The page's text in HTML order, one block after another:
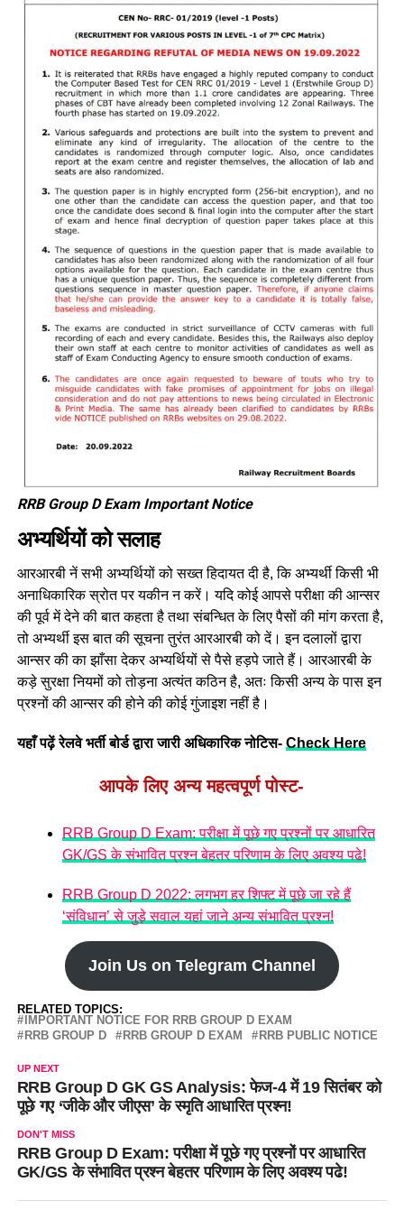
RRB Group D Exam Important Notice
अभ्यर्थियों को सलाह
आरआरबी नें सभी अभ्यर्थियों को सख्त हिदायत दी है, कि अभ्यर्थी किसी भी
अनाधिकारिक स्रोत पर यकीन न करें। यदि कोई आपसे परीक्षा की आन्सर
की पूर्व में देने की बात कहता है तथा संबन्धित के लिए पैसों की मांग करता है,
तो अभ्यर्थी इस बात की सूचना तुरंत आरआरबी को दें। इन दलालों द्वारा
आन्सर की का झाँसा देकर अभ्यर्थियों से पैसे हड़पे जाते हैं। आरआरबी के
कड़े सुरक्षा नियमों को तोड़ना अत्यंत कठिन है, अतः किसी अन्य के पास इन
प्रश्नों की आन्सर की होने की कोई गुंजाइश नहीं है।
यहाँ पढ़ें रेलवे भर्ती बोर्ड द्वारा जारी अधिकारिक नोटिस- Check Here
आपके लिए अन्य महत्वपूर्ण पोस्ट-
RRB Group D Exam: परीक्षा में पूछे गए प्रश्नों पर आधारित
GK/GS के संभावित प्रश्न बेहतर परिणाम के लिए अवश्य पढे!
RRB Group D 2022: लगभग हर शिफ्ट में पूछे जा रहे हैं
‘संविधान’ से जुड़े सवाल यहां जाने अन्य संभावित प्रश्न!
Join Us on Telegram Channel
RELATED TOPICS:
IMPORTANT NOTICE FOR RRB GROUP D EXAM
RRB GROUP D
RRB GROUP D EXAM RRB PUBLIC NOTICE
UP NEXT
RRB Group D GK GS Analysis: फेज-4 में 19 सितंबर को
पूछे गए ‘जीके और जीएस’ के स्मृति आधारित प्रश्न!
DON'T MISS
RRB Group D Exam: परीक्षा में पूछे गए प्रश्नों पर आधारित
GK/GS के संभावित प्रश्न बेहतर परिणाम के लिए अवश्य पढे!